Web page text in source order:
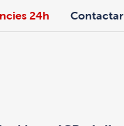
24h Contactar